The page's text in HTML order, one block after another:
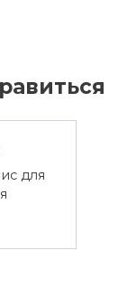
для